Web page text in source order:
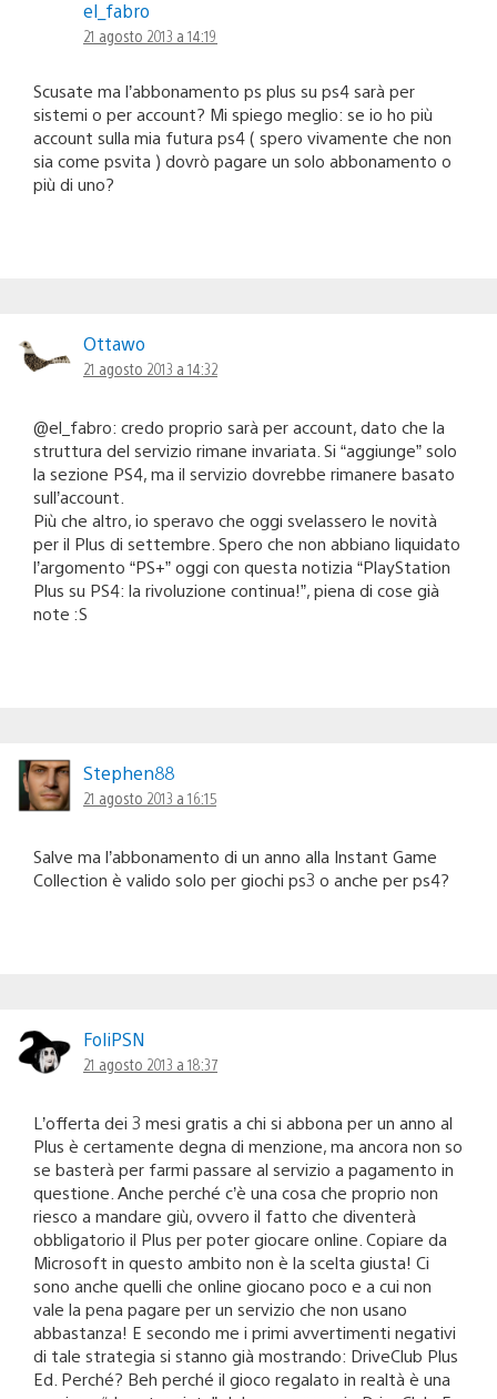
el_fabro
21 agosto 2013 a 14:19
Scusate ma l’abbonamento ps plus su ps4 sarà per
sistemi o per account? Mi spiego meglio: se io ho più
account sulla mia futura ps4 ( spero vivamente che non
sia come psvita ) dovrò pagare un solo abbonamento o
più di uno?
Ottawo
21 agosto 2013 a 14:32
@el_fabro: credo proprio sarà per account, dato che la
struttura del servizio rimane invariata. Si “aggiunge” solo
la sezione PS4, ma il servizio dovrebbe rimanere basato
sull’account.
Più che altro, io speravo che oggi svelassero le novità
per il Plus di settembre. Spero che non abbiano liquidato
l’argomento “PS+” oggi con questa notizia “PlayStation
Plus su PS4: la rivoluzione continua!”, piena di cose già
note :S
Stephen88
21 agosto 2013 a 16:15
Salve ma l’abbonamento di un anno alla Instant Game
Collection è valido solo per giochi ps3 o anche per ps4?
FoliPSN
21 agosto 2013 a 18:37
L’offerta dei 3 mesi gratis a chi si abbona per un anno al
Plus è certamente degna di menzione, ma ancora non so
se basterà per farmi passare al servizio a pagamento in
questione. Anche perché c’è una cosa che proprio non
riesco a mandare giù, ovvero il fatto che diventerà
obbligatorio il Plus per poter giocare online. Copiare da
Microsoft in questo ambito non è la scelta giusta! Ci
sono anche quelli che online giocano poco e a cui non
vale la pena pagare per un servizio che non usano
abbastanza! E secondo me i primi avvertimenti negativi
di tale strategia si stanno già mostrando: DriveClub Plus
Ed. Perché? Beh perché il gioco regalato in realtà è una